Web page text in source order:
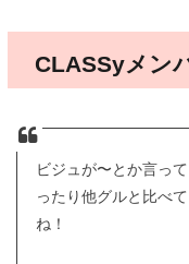
CLASSyメン
ビジュが〜とか言っ
ったり他グルと比べ
ね！